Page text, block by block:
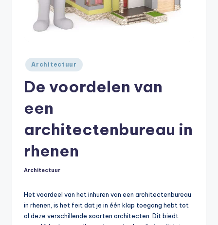
Geplaatst
in
Architectuur
De voordelen van
een
architectenbureau in
rhenen
Geplaatst
Architectuur
Het voordeel van het inhuren van een architectenbureau
in rhenen, is het feit dat je in één klap toegang hebt tot
al deze verschillende soorten architecten. Dit biedt